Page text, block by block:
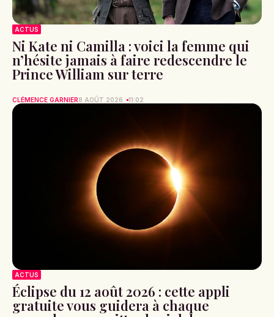
ACTUS
Ni Kate ni Camilla : voici la femme qui
n’hésite jamais à faire redescendre le
Prince William sur terre
CLÉMENCE GARNIER8 AOÛT 2026 11:02
ACTUS
Éclipse du 12 août 2026 : cette appli
gratuite vous guidera à chaque